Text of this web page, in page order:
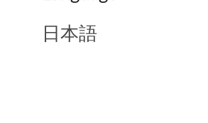
日本語